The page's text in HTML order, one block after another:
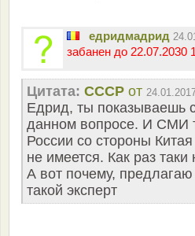
едридмадрид
забанен до 22.07.2030
Цитата: СССР от
Едрид, ты показываешь
данном вопросе. И СМИ
России со стороны
не имеется. Как раз таки
А вот почему,
такой эксперт